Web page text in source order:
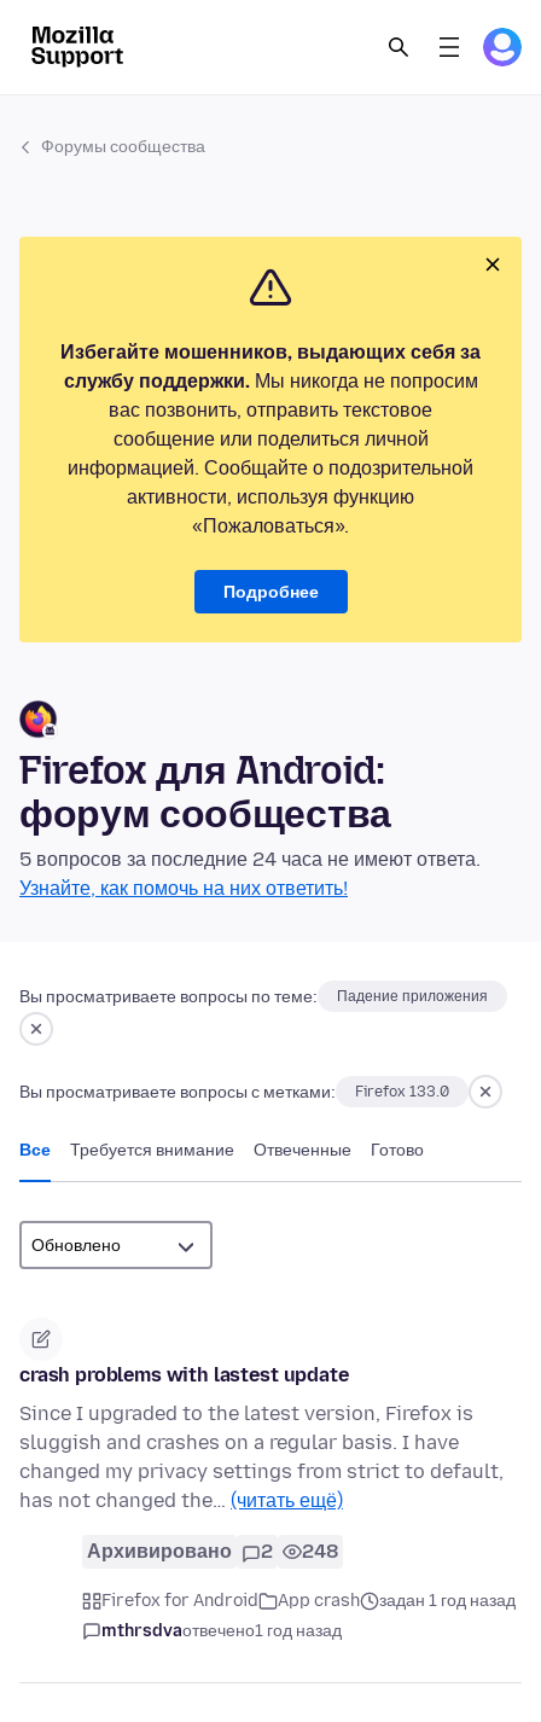
Форумы сообщества
Избегайте мошенников, выдающих себя за
службу поддержки.Мы никогда не попросим
вас позвонить, отправить текстовое
сообщение или поделиться личной
информацией. Сообщайте о подозрительной
активности, используя функцию
«Пожаловаться».
Подробнее
Firefox для Android:
форум сообщества
5 вопросов за последние 24 часа не имеют ответа.
Узнайте, как помочь на них ответить!
Вы просматриваете вопросы по теме: Падение приложения
Вы просматриваете вопросы с метками: Firefox 133.0
Все Требуется внимание Отвеченные Готово
crash problems with lastest update
Since I upgraded to the latest version, Firefox is
sluggish and crashes on a regular basis. I have
changed my privacy settings from strict to default,
has not changed the… (читать ещё)
Архивировано 2 248
Firefox for Android App crash
задан 1 год назад
mthrsdvaотвечено1 год назад